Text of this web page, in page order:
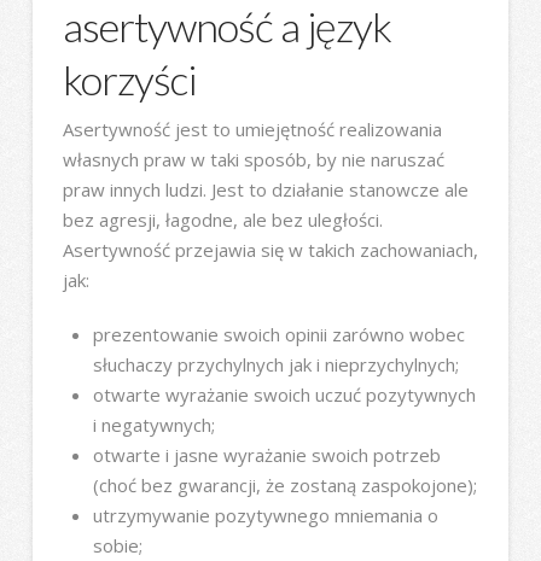
asertywność a język
korzyści
Asertywność jest to umiejętność realizowania
własnych praw w taki sposób, by nie naruszać
praw innych ludzi. Jest to działanie stanowcze ale
bez agresji, łagodne, ale bez uległości.
Asertywność przejawia się w takich zachowaniach,
jak:
prezentowanie swoich opinii zarówno wobec
słuchaczy przychylnych jak i nieprzychylnych;
otwarte wyrażanie swoich uczuć pozytywnych
i negatywnych;
otwarte i jasne wyrażanie swoich potrzeb
(choć bez gwarancji, że zostaną zaspokojone);
utrzymywanie pozytywnego mniemania o
sobie;